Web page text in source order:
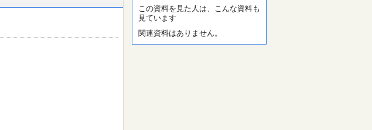
この資料を見た人は、こんな資料も
見ています
関連資料はありません。